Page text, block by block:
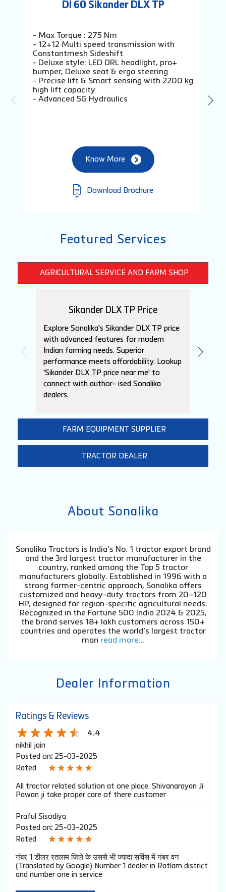
DI 60 Sikander DLX TP
- Max Torque : 275 Nm
- 12+12 Multi speed transmission with
Constantmesh Sideshift
- Deluxe style: LED DRL headlight, pro+
bumper, Deluxe seat & ergo steering
- Precise lift & Smart sensing with 2200 kg
high lift capacity
- Advanced 5G Hydraulics
Download Brochure
Know More
Featured Services
AGRICULTURAL SERVICE AND FARM SHOP
Sikander DLX TP Price
Explore Sonalika's Sikander DLX TP price
with advanced features for modern
Indian farming needs. Superior
performance meets affordability. Lookup
'Sikander DLX TP price near me' to
connect with author- ised Sonalika
dealers.
FARM EQUIPMENT SUPPLIER
TRACTOR DEALER
About Sonalika
Sonalika Tractors is India’s No. 1 tractor export brand
and the 3rd largest tractor manufacturer in the
country, ranked among the Top 5 tractor
manufacturers globally. Established in 1996 with a
strong farmer-centric approach, Sonalika offers
customized and heavy-duty tractors from 20–120
HP, designed for region-specific agricultural needs.
Recognized in the Fortune 500 India 2024 & 2025,
the brand serves 18+ lakh customers across 150+
countries and operates the world’s largest tractor
man read more...
Dealer Information
Ratings & Reviews
4.4
nikhil jain
Posted on: 25-03-2025
Rated
All tractor related solution at one place. Shivanarayan Ji
Pawan ji take proper care of there customer
Praful Sisodiya
Posted on: 25-03-2025
Rated
नंबर 1 डीलर रतलाम जिले के उससे भी ज्यादा सर्विस में नंबर वन
(Translated by Google) Number 1 dealer in Ratlam district
and number one in service